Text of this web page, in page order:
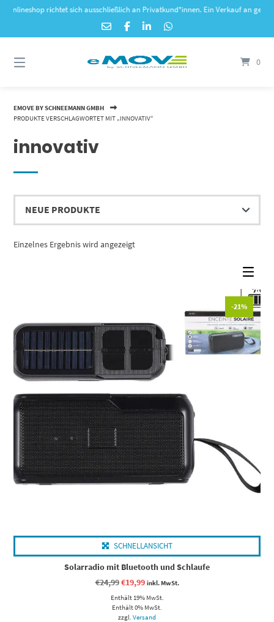
Springe richtet sich ausschließlich an Privatkund*innen. Ein Verkauf an
0
EMOVE BY SCHNEEMANN GMBH
PRODUKTE VERSCHLAGWORTET MIT „INNOVATIV“
innovativ
Einzelnes Ergebnis wird angezeigt
-21%
SCHNELLANSICHT
Solarradio mit Bluetooth und Schlaufe
€24,99Ursprünglicher
Preis
war:
€24,99
€19,99Aktueller
ist:
€19,99.
inkl. MwSt.
Enthält 19% MwSt.
Enthält 0% MwSt.
zzgl. Versand